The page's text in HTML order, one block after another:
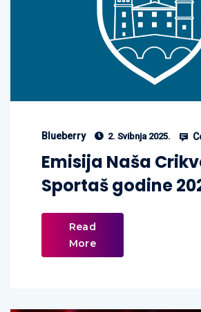
Blueberry 2. Svibnja 2025.
Emisija Naša
Sportaš godine
Read
More